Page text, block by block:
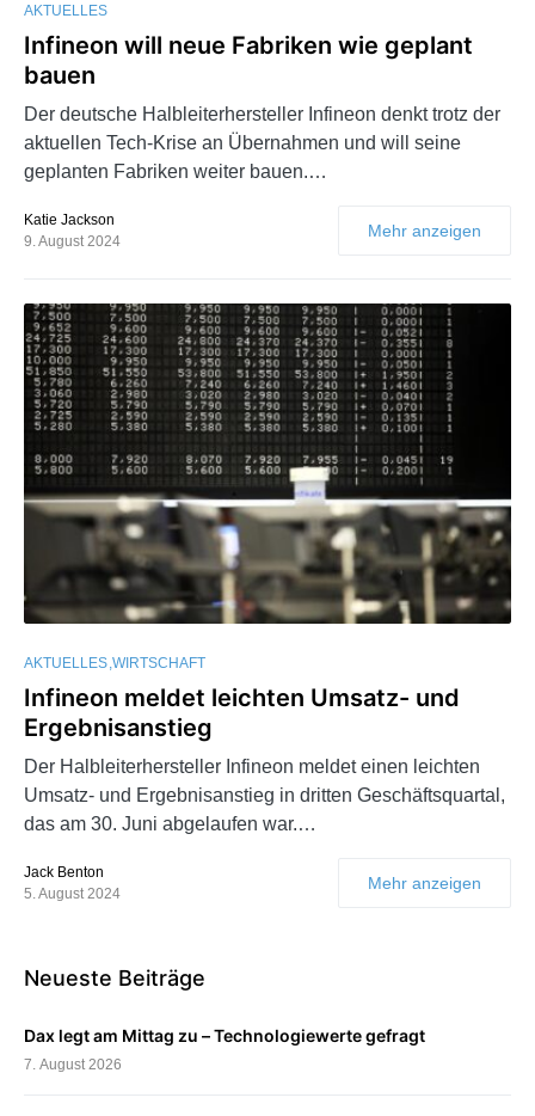
AKTUELLES
Infineon will neue Fabriken wie geplant
bauen
Der deutsche Halbleiterhersteller Infineon denkt trotz der
aktuellen Tech-Krise an Übernahmen und will seine
geplanten Fabriken weiter bauen.…
Katie Jackson
9. August 2024
Mehr anzeigen
AKTUELLES WIRTSCHAFT
Infineon meldet leichten Umsatz- und
Ergebnisanstieg
Der Halbleiterhersteller Infineon meldet einen leichten
Umsatz- und Ergebnisanstieg in dritten Geschäftsquartal,
das am 30. Juni abgelaufen war.…
Jack Benton
5. August 2024
Mehr anzeigen
Neueste Beiträge
Dax legt am Mittag zu – Technologiewerte gefragt
7. August 2026